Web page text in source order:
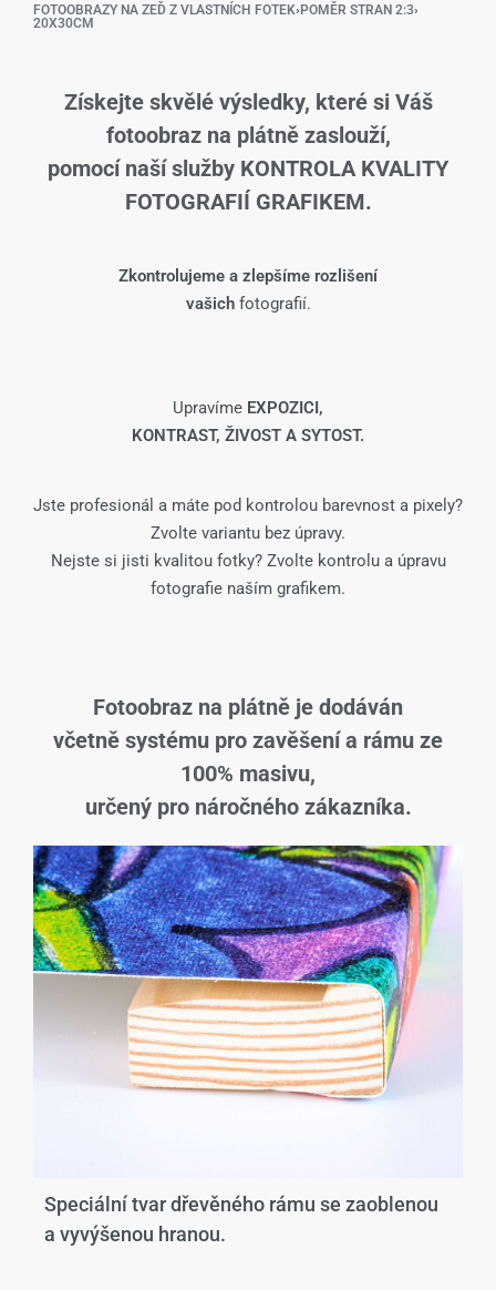
FOTOOBRAZY NA ZEĎ Z VLASTNÍCH FOTEK› POMĚR STRAN 2:3›
20X30CM
Získejte skvělé výsledky, které si Váš
fotoobraz na plátně zaslouží,
pomocí naší služby KONTROLA KVALITY
FOTOGRAFIÍ GRAFIKEM.
Zkontrolujeme a zlepšíme rozlišení
vašich fotografií.
Upravíme EXPOZICI,
KONTRAST, ŽIVOST A SYTOST.
Jste profesionál a máte pod kontrolou barevnost a pixely?
Zvolte variantu bez úpravy.
Nejste si jisti kvalitou fotky? Zvolte kontrolu a úpravu
fotografie naším grafikem.
Fotoobraz na plátně je dodáván
včetně systému pro zavěšení a rámu ze
100% masivu,
určený pro náročného zákazníka.
Speciální tvar dřevěného rámu se zaoblenou
a vyvýšenou hranou.​